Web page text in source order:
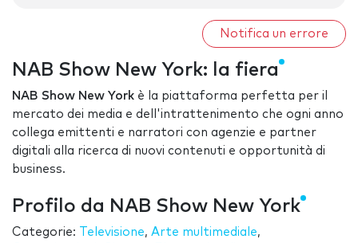
Notifica un errore
NAB Show New York: la fiera
NAB Show New York è la piattaforma perfetta per il
mercato dei media e dell'intrattenimento che ogni anno
collega emittenti e narratori con agenzie e partner
digitali alla ricerca di nuovi contenuti e opportunità di
business.
Profilo da NAB Show New York
Categorie: Televisione, Arte multimediale,